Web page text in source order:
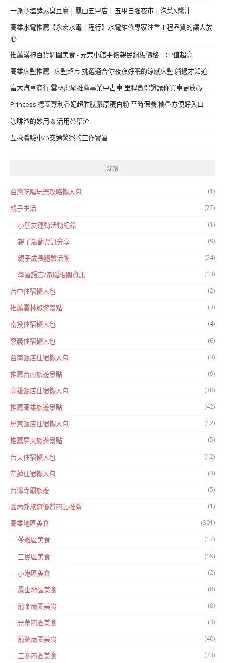
一派胡塩酵素臭豆腐 | 鳳山五甲店 | 五甲自強夜市 | 泡菜&醬汁
高雄水電推薦【永宏水電工程行】水電維修專家注重工程品質的讓人放
心
推薦漢神百貨週圍美食 - 元宗小館平價親民銅板價格＋CP值超高
高雄床墊推薦 - 床墊超市 挑選適合你夜夜好眠的涼感床墊 躺過才知道
富大汽車商行 雲林虎尾推薦專業中古車 里程數保證讓你買車更放心
Princess 德國專利香妃超胜肽膠原蛋白粉 平時保養 攜帶方便好入口
咖啡渣的妙用 & 活用茶葉渣
互揪體驗小小交通警察的工作實習
分類
台灣吃喝玩樂攻略懶人包 (1)
親子生活 (77)
小朋友運動活動紀錄 (1)
親子活動資訊分享 (9)
親子成長體驗活動 (54)
學習語言/電腦相關資訊 (13)
台中住宿懶人包 (2)
推薦雲林旅遊景點 (3)
南投住宿懶人包 (4)
嘉義住宿懶人包 (6)
台南飯店住宿懶人包 (3)
推薦台南旅遊景點 (9)
高雄飯店住宿懶人包 (30)
推薦高雄旅遊景點 (42)
屏東飯店住宿懶人包 (12)
推薦屏東旅遊景點 (5)
台東住宿懶人包 (12)
花蓮住宿懶人包 (3)
台灣寺廟旅遊 (5)
國內外旅遊優質商品推薦 (1)
高雄地區美食 (301)
苓雅區美食 (17)
三民區美食 (19)
小港區美食 (2)
鳳山地區美食 (8)
前金商圈美食 (8)
光華商圈美食 (3)
前鎮商圈美食 (40)
三多商圈美食 (23)